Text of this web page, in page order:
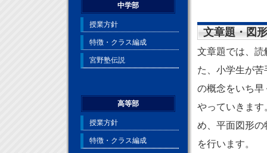
文章題・図形
文章題では、
た、小学生が
の概念をいち
やっていきま
め、平面図形
を行います。